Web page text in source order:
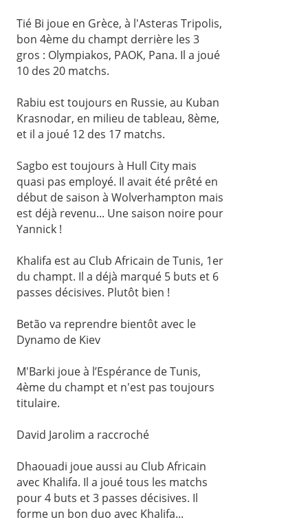
Tié Bi joue en Grèce, à l'Asteras Tripolis,
bon 4ème du champt derrière les 3
gros : Olympiakos, PAOK, Pana. Il a joué
10 des 20 matchs.
Rabiu est toujours en Russie, au Kuban
Krasnodar, en milieu de tableau, 8ème,
et il a joué 12 des 17 matchs.
Sagbo est toujours à Hull City mais
quasi pas employé. Il avait été prêté en
début de saison à Wolverhampton mais
est déjà revenu... Une saison noire pour
Yannick !
Khalifa est au Club Africain de Tunis, 1er
du champt. Il a déjà marqué 5 buts et 6
passes décisives. Plutôt bien !
Betão va reprendre bientôt avec le
Dynamo de Kiev
M'Barki joue à l’Espérance de Tunis,
4ème du champt et n'est pas toujours
titulaire.
David Jarolim a raccroché
Dhaouadi joue aussi au Club Africain
avec Khalifa. Il a joué tous les matchs
pour 4 buts et 3 passes décisives. Il
forme un bon duo avec Khalifa...